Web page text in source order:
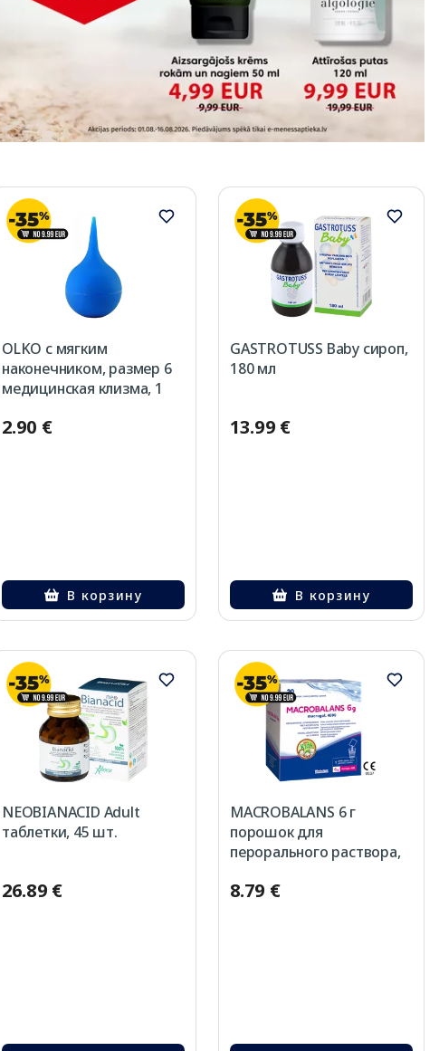
OLKO с мягким
наконечником, размер 6
медицинская клизма, 1
2.90 €
В корзину
GASTROTUSS Baby сироп,
180 мл
13.99 €
В корзину
NEOBIANACID Adult
таблетки, 45 шт.
26.89 €
MACROBALANS 6 г
порошок для
перорального раствора,
8.79 €